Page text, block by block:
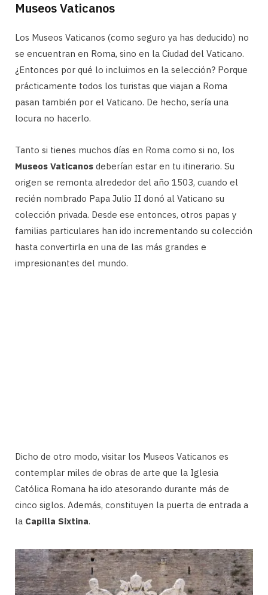
Museos Vaticanos
Los Museos Vaticanos (como seguro ya has deducido) no
se encuentran en Roma, sino en la Ciudad del Vaticano.
¿Entonces por qué lo incluimos en la selección? Porque
prácticamente todos los turistas que viajan a Roma
pasan también por el Vaticano. De hecho, sería una
locura no hacerlo.
Tanto si tienes muchos días en Roma como si no, los
Museos Vaticanos deberían estar en tu itinerario. Su
origen se remonta alrededor del año 1503, cuando el
recién nombrado Papa Julio II donó al Vaticano su
colección privada. Desde ese entonces, otros papas y
familias particulares han ido incrementando su colección
hasta convertirla en una de las más grandes e
impresionantes del mundo.
Dicho de otro modo, visitar los Museos Vaticanos es
contemplar miles de obras de arte que la Iglesia
Católica Romana ha ido atesorando durante más de
cinco siglos. Además, constituyen la puerta de entrada a
la Capilla Sixtina.